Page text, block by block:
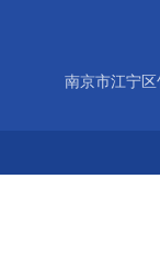
南京市江宁